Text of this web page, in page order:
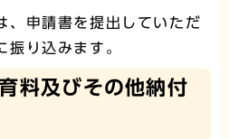
、申請書を提出していただ
振り込みます。
料及びその他納付